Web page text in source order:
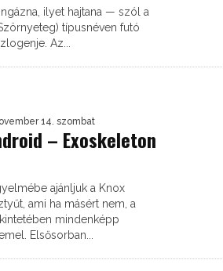
ilyet hajtana — szól a
típusnéven futó
Az...
14. szombat
– Exoskeleton
ajánljuk a Knox
ami ha másért nem, a
mindenképp
Elsősorban...